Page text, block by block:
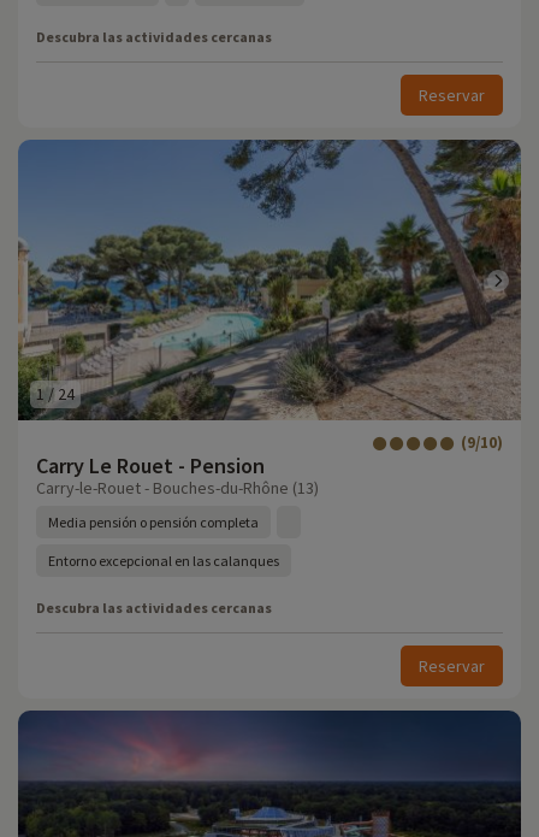
Descubra las actividades cercanas
Reservar
1/ 24
Carry Le Rouet - Pension
(9/10)
Carry-le-Rouet - Bouches-du-Rhône (13)
Media pensión o pensión completa
Entorno excepcional en las calanques
Descubra las actividades cercanas
Reservar